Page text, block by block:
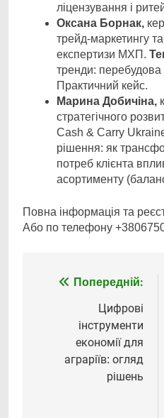
ліцензування і
Оксана Борнак,
трейд-маркетингу та
експертизи МХП.
тренди:
Практичний кейс.
Марина Добичіна,
стратегічного
Cash & Carry
рішення: як
потреб клієнта
асортименту
Повна інформація та
Або по телефону
Навігація
записів
Попередній:
Цифрові
інструменти
економії для
аграріїв: огляд
рішень